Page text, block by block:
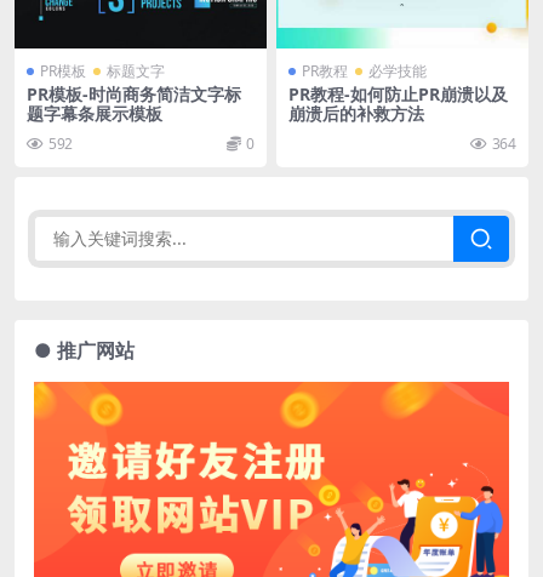
PR模板 标题文字
PR模板-时尚商务简洁文字标
题字幕条展示模板
592 0
PR教程 必学技能
PR教程-如何防止PR崩溃以及
崩溃后的补救方法
364
● 推广网站